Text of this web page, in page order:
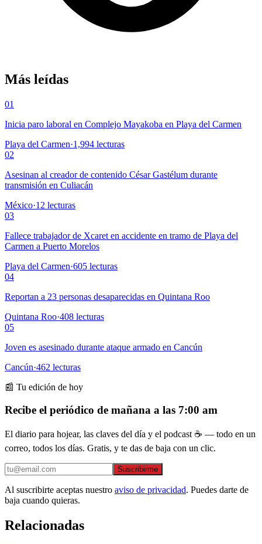
Más leídas
01
Inicia paro laboral en Complejo Mayakoba en Playa del Carmen
Playa del Carmen·1,994 lecturas
02
Asesinan al creador de contenido César Gastélum durante
transmisión en Culiacán
México·12 lecturas
03
Fallece trabajador de Xcaret en accidente en tramo de Playa del
Carmen a Puerto Morelos
Playa del Carmen·605 lecturas
04
Reportan a 23 personas desaparecidas en Quintana Roo
Quintana Roo·408 lecturas
05
Joven es asesinado durante ataque armado en Cancún
Cancún·462 lecturas
📰 Tu edición de hoy
Recibe el periódico de mañana a las 7:00 am
El diario para hojear, las claves del día y el podcast ☕ — todo en un
correo, todos los días. Gratis, y te das de baja con un clic.
Suscribirme
Al suscribirte aceptas nuestro aviso de privacidad. Puedes darte de
baja cuando quieras.
Relacionadas